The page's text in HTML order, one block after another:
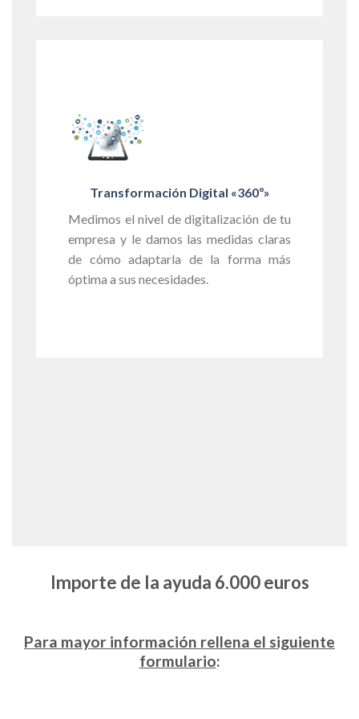
Transformación Digital «360º»
Medimos el nivel de digitalización de tu
empresa y le damos las medidas claras
de cómo adaptarla de la forma más
óptima a sus necesidades.
Importe de la ayuda 6.000 euros
Para mayor información rellena el siguiente
formulario: